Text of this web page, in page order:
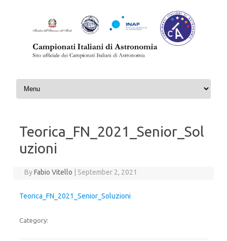
Skip to content
Teorica_FN_2021_Senior_Sol
uzioni
ByFabio Vitello September 2, 2021
Teorica_FN_2021_Senior_Soluzioni
Category: